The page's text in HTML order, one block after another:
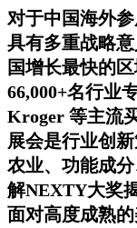
对于中国海外
具有多重战略
国增长最快的
66,000+名行业
Kroger 等主流
展会是行业创
农业、功能成
解NEXTY大奖
面对高度成熟